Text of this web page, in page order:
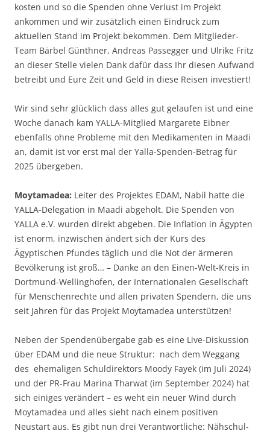
kosten und so die Spenden ohne Verlust im Projekt
ankommen und wir zusätzlich einen Eindruck zum
aktuellen Stand im Projekt bekommen. Dem Mitglieder-
Team Bärbel Günthner, Andreas Passegger und Ulrike Fritz
an dieser Stelle vielen Dank dafür dass Ihr diesen Aufwand
betreibt und Eure Zeit und Geld in diese Reisen investiert!
Wir sind sehr glücklich dass alles gut gelaufen ist und eine
Woche danach kam YALLA-Mitglied Margarete Eibner
ebenfalls ohne Probleme mit den Medikamenten in Maadi
an, damit ist vor erst mal der Yalla-Spenden-Betrag für
2025 übergeben.
Moytamadea: Leiter des Projektes EDAM, Nabil hatte die
YALLA-Delegation in Maadi abgeholt. Die Spenden von
YALLA e.V. wurden direkt abgeben. Die Inflation in Ägypten
ist enorm, inzwischen ändert sich der Kurs des
Ägyptischen Pfundes täglich und die Not der ärmeren
Bevölkerung ist groß… – Danke an den Einen-Welt-Kreis in
Dortmund-Wellinghofen, der Internationalen Gesellschaft
für Menschenrechte und allen privaten Spendern, die uns
seit Jahren für das Projekt Moytamadea unterstützen!
Neben der Spendenübergabe gab es eine Live-Diskussion
über EDAM und die neue Struktur: nach dem Weggang
des ehemaligen Schuldirektors Moody Fayek (im Juli 2024)
und der PR-Frau Marina Tharwat (im September 2024) hat
sich einiges verändert – es weht ein neuer Wind durch
Moytamadea und alles sieht nach einem positiven
Neustart aus. Es gibt nun drei Verantwortliche: Nähschul-